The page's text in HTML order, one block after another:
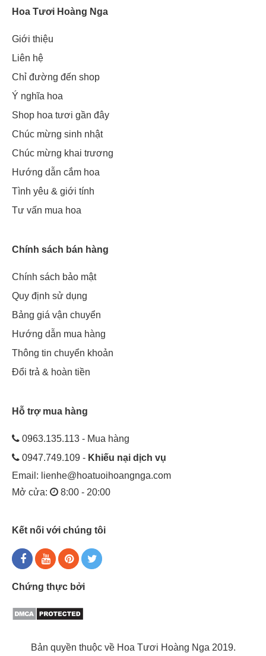
Hoa Tươi Hoàng Nga
Giới thiệu
Liên hệ
Chỉ đường đến shop
Ý nghĩa hoa
Shop hoa tươi gần đây
Chúc mừng sinh nhật
Chúc mừng khai trương
Hướng dẫn cắm hoa
Tình yêu & giới tính
Tư vấn mua hoa
Chính sách bán hàng
Chính sách bảo mật
Quy định sử dụng
Bảng giá vận chuyển
Hướng dẫn mua hàng
Thông tin chuyển khoản
Đổi trả & hoàn tiền
Hỗ trợ mua hàng
0963.135.113 - Mua hàng
0947.749.109 - Khiếu nại dịch vụ
Email: lienhe@hoatuoihoangnga.com
Mở cửa:
8:00 - 20:00
Kết nối với chúng tôi
Chứng thực bởi
Bản quyền thuộc về Hoa Tươi Hoàng Nga 2019.